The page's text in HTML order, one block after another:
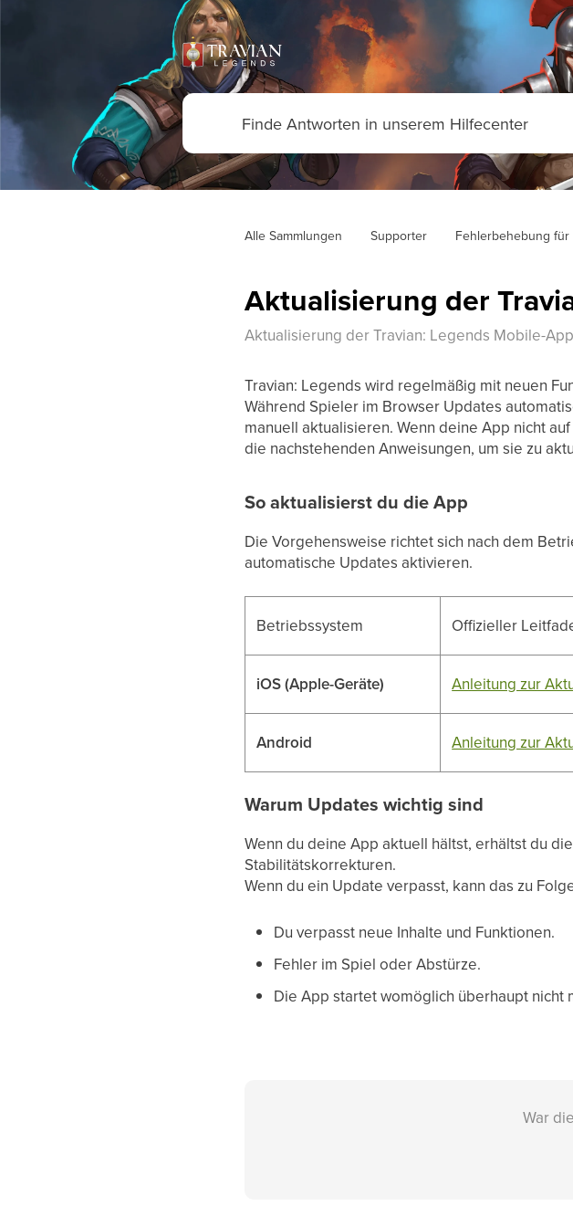
Alle Sammlungen Supporter Fehlerbehebung
Aktualisierung der
Aktualisierung der Travian: Legends Mobile-App
Travian: Legends wird regelmäßig mit neuen
Während Spieler im Browser Updates
manuell aktualisieren. Wenn deine App nicht
die nachstehenden Anweisungen, um sie zu
So aktualisierst du die App
Die Vorgehensweise richtet sich nach dem
automatische Updates aktivieren.
Betriebssystem Offizieller
iOS (Apple-Geräte) Anleitung zur
Android Anleitung zur
Warum Updates wichtig sind
Wenn du deine App aktuell hältst, erhältst du
Stabilitätskorrekturen.
Wenn du ein Update verpasst, kann das zu
Du verpasst neue Inhalte und Funktionen.
Fehler im Spiel oder Abstürze.
Die App startet womöglich überhaupt nicht
War